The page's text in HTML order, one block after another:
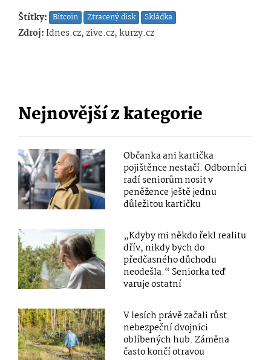
Štítky: Bitcoin Ztracený disk Skládka
Zdroj:Idnes.cz, zive.cz, kurzy.cz
Nejnovější z kategorie
Občanka ani kartička
pojištěnce nestačí. Odborníci
radí seniorům nosit v
peněžence ještě jednu
důležitou kartičku
„Kdyby mi někdo řekl realitu
dřív, nikdy bych do
předčasného důchodu
neodešla.“ Seniorka teď
varuje ostatní
V lesích právě začali růst
nebezpeční dvojníci
oblíbených hub. Záměna
často končí otravou